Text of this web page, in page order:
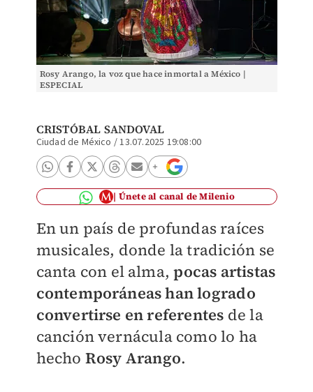
Rosy Arango, la voz que hace inmortal a México |
ESPECIAL
CRISTÓBAL SANDOVAL
Ciudad de México /13.07.2025 19:08:00
Únete al canal de Milenio
En un país de profundas raíces
musicales, donde la tradición se
canta con el alma,pocas artistas
contemporáneas han logrado
convertirse en referentes de la
canción vernácula como lo ha
hecho Rosy Arango.